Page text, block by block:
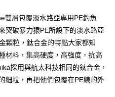
你分期」於每月結算日後寄送繳費提
超商條碼／台灣大直營門市／銀行轉
路繳費。
司」（以下簡稱本公司）所提供，讓
或服務，並由商店將買賣／分期付款
本公司帳單繳交帳款。
款。
」後，將跳轉至「AFTEE先享後付」
，即可完成結帳。
此簡訊中的連結，可透過四大超商／
，方視為交易完成。
繳費，但若您需要取消訂單，請聯絡
訂單仍視為有效，需透過AFTEE先享
)免運費
)免運費
雙層包覆淡水路亞專用PE釣魚
突破暴力猿PE所設下的淡水路亞
顆粒，鈦合金的特點大家都知
材料，集高硬度，高強度，抗高
採用與航太科技相同的鈦合金，
細粒，再把他們包覆在PE線的外